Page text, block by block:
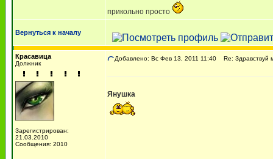
прикольно просто
Вернуться к началу
Красавица
Должник
Зарегистрирован:
21.03.2010
Сообщения: 2010
Добавлено: Вс Фев 13, 2011 11:40 Re: Здравствуй
Янушка